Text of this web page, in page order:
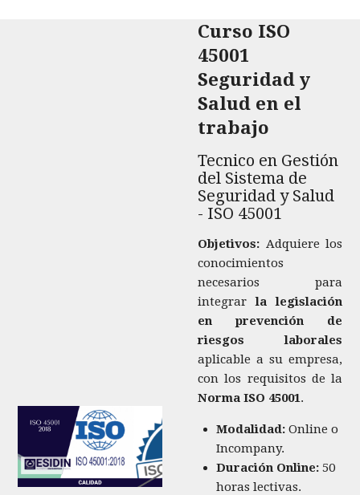
Curso ISO
45001
Seguridad y
Salud en el
trabajo
Tecnico en Gestión
del Sistema de
Seguridad y Salud
- ISO 45001
Objetivos: Adquiere los
conocimientos
necesarios para
integrarla legislación
en prevención de
riesgos
laborales
aplicable a su empresa,
con los requisitos de la
Norma ISO 45001.
Modalidad: Online o
Incompany.
Duración Online:50
horas lectivas.